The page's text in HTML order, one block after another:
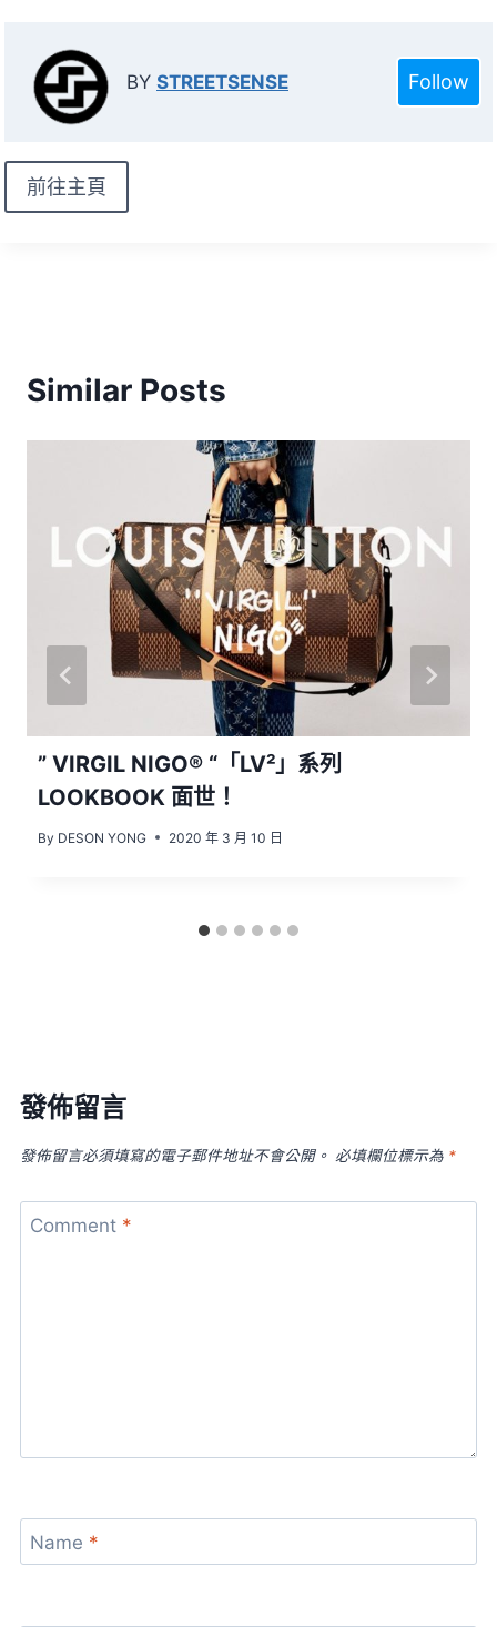
BY STREETSENSE Follow
前往主頁
Similar Posts
” VIRGIL NIGO® “「LV²」系列
LOOKBOOK 面世！
By DESON YONG 2020 年 3 月 10 日
發佈留言
發佈留言必須填寫的電子郵件地址不會公開。 必填欄位標示為 *
Comment *
Name *